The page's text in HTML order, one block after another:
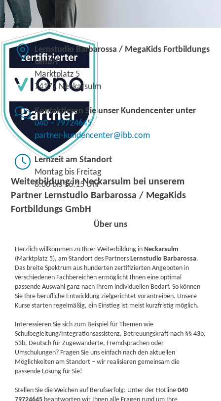
Weiterbildung in Neckarsulm bei unserem
Partner Lernstudio Barbarossa / MegaKids
Fortbildungs GmbH
Lernstudio Barbarossa / MegaKids Fortbildungs
GmbH
Marktplatz 5
74172 Neckarsulm
Kontaktieren Sie unser Kundencenter unter
040 – 79724645
partner-kundencenter@ibb.com
Lernzeit am Standort
Montag bis Freitag
8.00 bis 16.15 Uhr
Über uns
Herzlich willkommen zu Ihrer Weiterbildung inNeckarsulm
(Marktplatz 5), am Standort des PartnersLernstudio Barbarossa.
Das breite Spektrum aus hunderten zertifizierten Angeboten in
verschiedenen Fachbereichen ermöglicht Ihnen eine optimal
passende Auswahl ganz nach Ihrem individuellen Bedarf. So können
Sie Ihre berufliche Entwicklung zielgerichtet vorantreiben. Unsere
Kurse starten regelmäßig, ein Einstieg ist meist kurzfristig möglich.
Interessieren Sie sich zum Beispiel für Themen wie
Schulbegleitung/Integrationsassistenz, Betreuungskraft nach §§ 43b,
53b, Deutsch für Zugewanderte, Fremdsprachen oder
Umschulungen? Fragen Sie uns einfach nach den aktuellen
Möglichkeiten am Standort – wir realisieren gemeinsam die
passende Lösung für Sie!
Stellen Sie die Weichen auf Berufserfolg: Unter der Hotline040